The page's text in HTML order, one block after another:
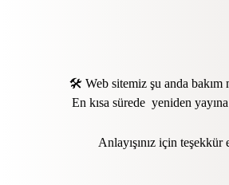
🛠️ Web sitemiz şu anda bakım
En kısa sürede yeniden yayına
Anlayışınız için teşekkür